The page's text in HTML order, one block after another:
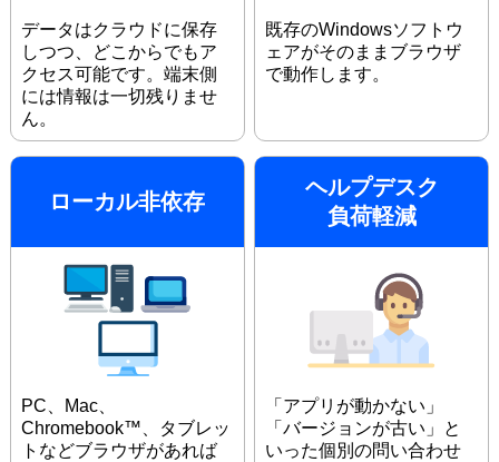
データはクラウドに保存
しつつ、どこからでもア
クセス可能です。端末側
には情報は一切残りませ
ん。
既存のWindowsソフトウ
ェアがそのままブラウザ
で動作します。
ローカル非依存
PC、Mac、
Chromebook™、タブレッ
トなどブラウザがあれば
ヘルプデスク
負荷軽減
「アプリが動かない」
「バージョンが古い」と
いった個別の問い合わせ